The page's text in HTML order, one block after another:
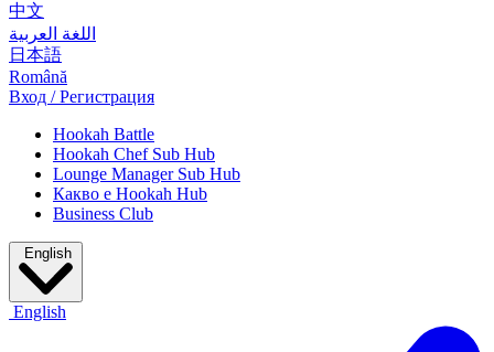
中文
اللغة العربية
日本語
Română
Вход / Регистрация
Hookah Battle
Hookah Chef Sub Hub
Lounge Manager Sub Hub
Какво е Hookah Hub
Business Club
English
English